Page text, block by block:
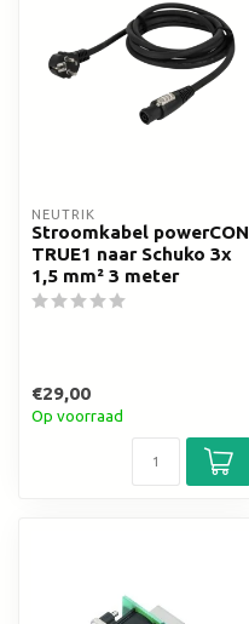
NEUTRIK
Stroomkabel powerCON
TRUE1 naar Schuko 3x
1,5 mm² 3 meter
€29,00
Op voorraad